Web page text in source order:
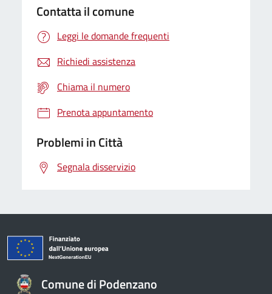
Contatta il comune
Leggi le domande frequenti
Richiedi assistenza
Chiama il numero
Prenota appuntamento
Problemi in Città
Segnala disservizio
Comune di Podenzano